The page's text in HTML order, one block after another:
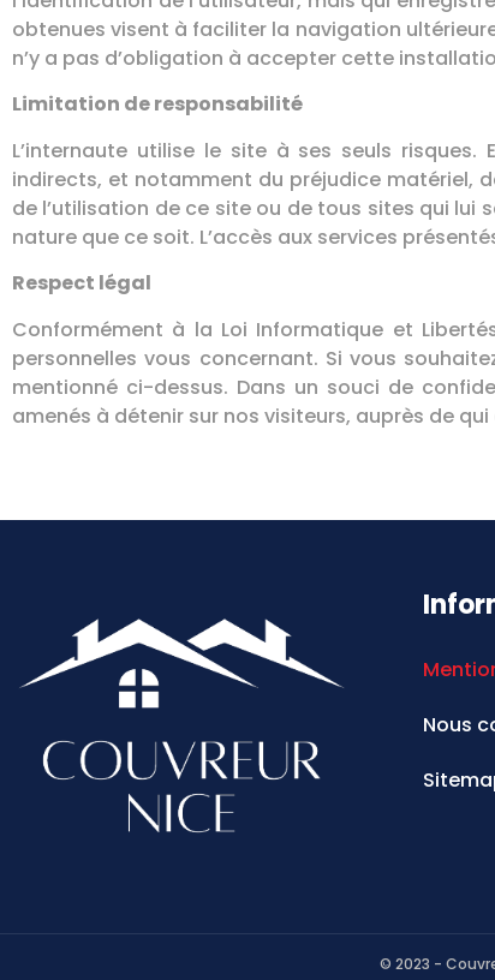
obtenues visent à faciliter la navigation
n’y a pas d’obligation à accepter cette
Limitation de responsabilité
L’internaute utilise le site à ses seuls
indirects, et notamment du préjudice matériel,
de l’utilisation de ce site ou de tous sites qui lui
nature que ce soit. L’accès aux services
Respect légal
Conformément à la Loi Informatique et
personnelles vous concernant. Si vous
mentionné ci-dessus. Dans un souci de
amenés à détenir sur nos visiteurs, auprès de
Nous
© 2023 -